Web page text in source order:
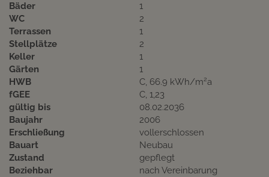
Bäder
1
WC
2
Terrassen
1
Stellplätze
2
Keller
1
Gärten
1
HWB
C, 66.9 kWh/m2a
fGEE
C, 1,23
gültig bis
08.02.2036
Baujahr
2006
Erschließung
vollerschlossen
Bauart
Neubau
Zustand
gepflegt
Beziehbar
nach Vereinbarung